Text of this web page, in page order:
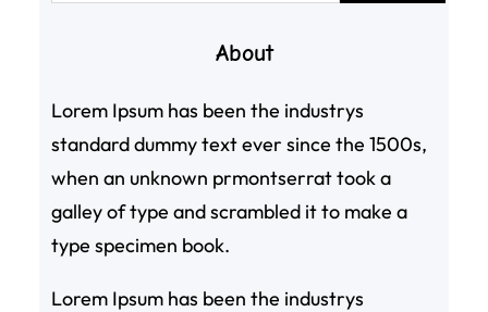
About
Lorem Ipsum has been the industrys
standard dummy text ever since the 1500s,
when an unknown prmontserrat took a
galley of type and scrambled it to make a
type specimen book.
Lorem Ipsum has been the industrys